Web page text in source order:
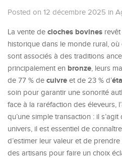
Posted on 12 décembre 2025 in
La vente de cloches bovines
historique dans le monde rural,
sont associés à des traditions
principalement en bronze, leurs
de 77 % de cuivre et de 23 % d’
soin pour garantir une sonorité
face à la raréfaction des éleveurs,
qu’une simple transaction : il
univers, il est essentiel de
d’estimer leur valeur et de
des artisans pour faire un choix